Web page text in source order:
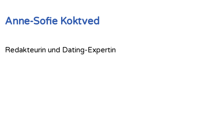
Anne-Sofie Koktved
Redakteurin und Dating-Expertin